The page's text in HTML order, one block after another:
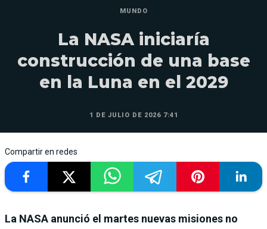
MUNDO
La NASA iniciaría
construcción de una base
en la Luna en el 2029
1 DE JULIO DE 2026 7:41
Compartir en redes
La NASA anunció el martes nuevas misiones no